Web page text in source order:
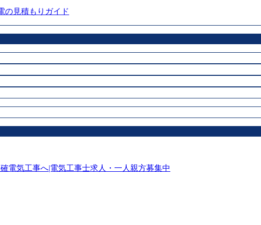
の見積もりガイド
電気工事へ|電気工事士求人・一人親方募集中